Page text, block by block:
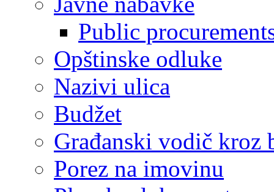
Public
Opštinske odluke
Nazivi ulica
Budžet
Građanski vodič kroz
Porez na imovinu